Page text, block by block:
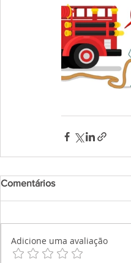
Comentários
Adicione uma avaliação